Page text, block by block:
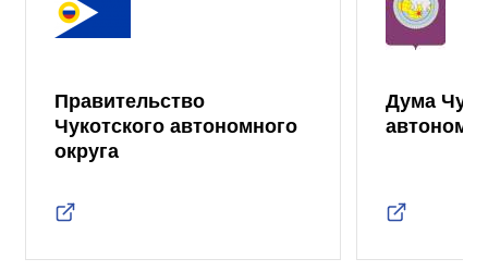
Правительство
Чукотского автономного
округа
Дума